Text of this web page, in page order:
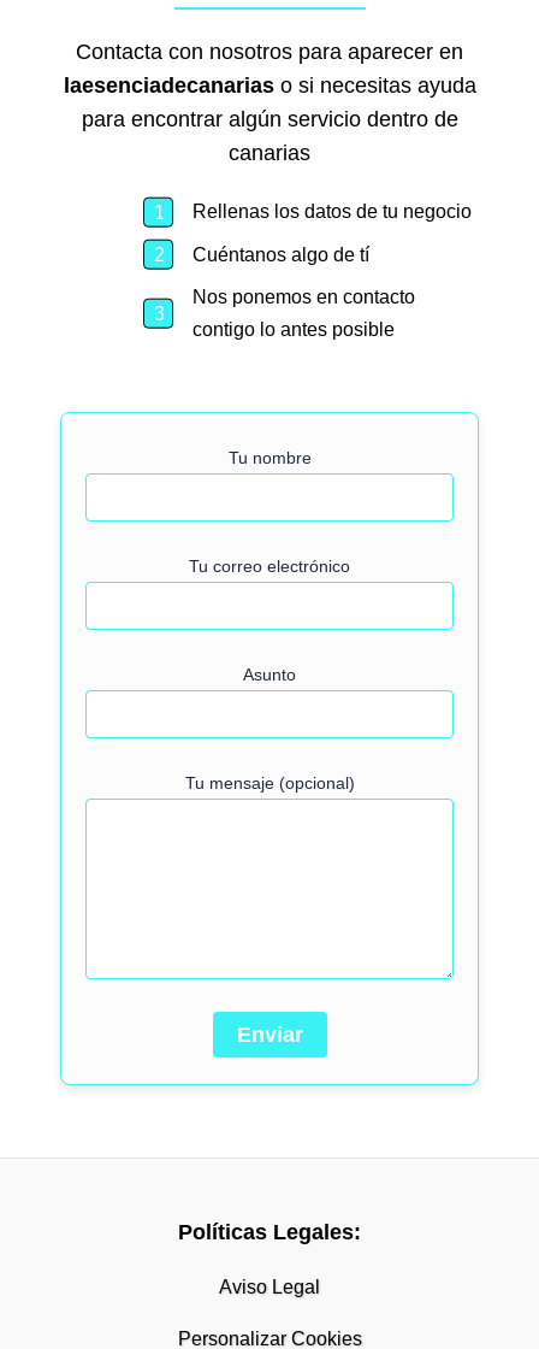
Contacta con nosotros para aparecer en
laesenciadecanariaso si necesitas ayuda
para encontrar algún servicio dentro de
canarias
Rellenas los datos de tu negocio
Cuéntanos algo de tí
Nos ponemos en contacto
contigo lo antes posible
Tu nombre
Tu correo electrónico
Asunto
Tu mensaje (opcional)
Políticas Legales:
Aviso Legal
Personalizar Cookies